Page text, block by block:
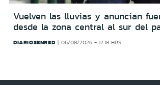
Vuelven las lluvias y anuncian
desde la zona central al sur del
DIARIOSENRED 06/08/2026 - 12:18 HRS